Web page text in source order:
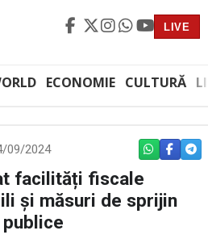
LIVE
ECONOMIE CULTURĂ
09/2024 WHATSAPP
facilități fiscale
și măsuri de sprijin